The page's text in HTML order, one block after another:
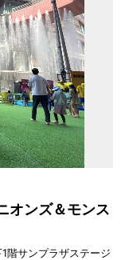
オンズ＆モンス
階サンプラザステージ